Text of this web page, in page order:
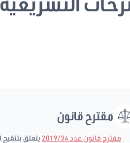
مقترح قانون
مقترح قانون عدد 2019/34